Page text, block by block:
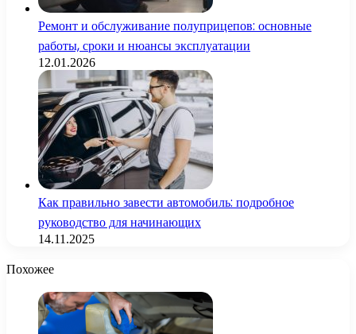
Ремонт и обслуживание полуприцепов: основные
работы, сроки и нюансы эксплуатации
12.01.2026
Как правильно завести автомобиль: подробное
руководство для начинающих
14.11.2025
Похожее